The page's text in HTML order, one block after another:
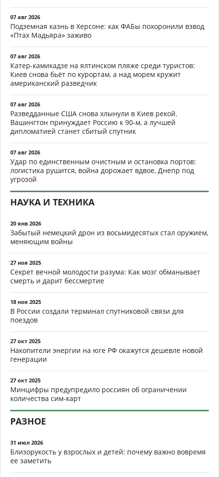
07 авг 2026
Подземная казнь в Херсоне: как ФАБы похоронили взвод
«Птах Мадьяра» заживо
07 авг 2026
Катер-камикадзе на ялтинском пляже среди туристов:
Киев снова бьёт по курортам, а над морем кружит
американский разведчик
07 авг 2026
Разведданные США снова хлынули в Киев рекой.
Вашингтон принуждает Россию к 90-м, а лучшей
дипломатией станет сбитый спутник
07 авг 2026
Удар по единственным очистным и остановка портов:
логистика рушится, война дорожает вдвое, Днепр под
угрозой
НАУКА И ТЕХНИКА
20 янв 2026
Забытый немецкий дрон из восьмидесятых стал оружием,
меняющим войны
27 ноя 2025
Секрет вечной молодости разума: Как мозг обманывает
смерть и дарит бессмертие
18 ноя 2025
В России создали терминал спутниковой связи для
поездов
27 окт 2025
Накопители энергии на юге РФ окажутся дешевле новой
генерации
27 окт 2025
Минцифры предупредило россиян об ограничении
количества сим-карт
РАЗНОЕ
31 июл 2026
Близорукость у взрослых и детей: почему важно вовремя
ее заметить